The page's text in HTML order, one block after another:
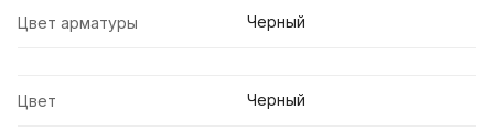
Цвет арматуры Черный
Цвет Черный